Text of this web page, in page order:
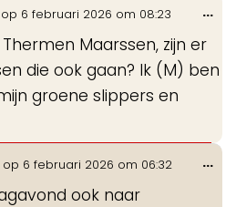
6 februari 2026 om 08:23
Maarssen, zijn er
die ook gaan? Ik (M) ben
groene slippers en
...
op 6 februari 2026 om 06:32
ook naar
...